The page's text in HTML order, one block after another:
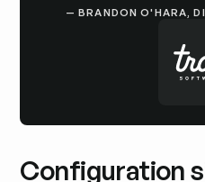
— BRANDON O'HARA,
Configuration